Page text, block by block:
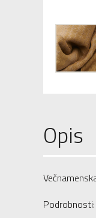
Opis
Podrobnosti: